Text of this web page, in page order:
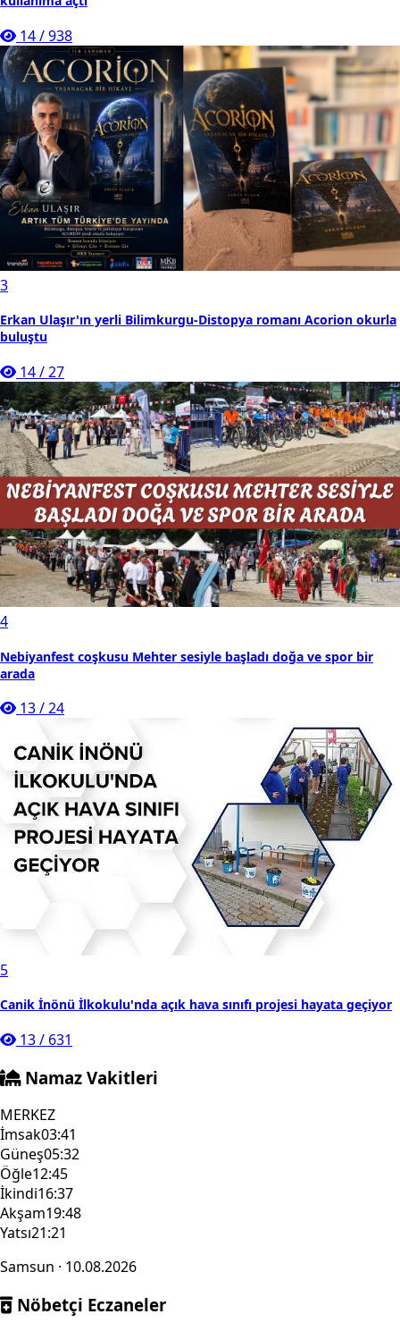
14/938
3
Erkan Ulaşır'ın yerli Bilimkurgu-Distopya romanı Acorion okurla
buluştu
14/27
4
Nebiyanfest coşkusu Mehter sesiyle başladı doğa ve spor bir
arada
13/24
5
Canik İnönü İlkokulu'nda açık hava sınıfı projesi hayata geçiyor
13/ 631
Namaz Vakitleri
MERKEZ
İmsak03:41
Güneş05:32
Öğle12:45
İkindi16:37
Akşam19:48
Yatsı21:21
Samsun · 10.08.2026
Nöbetçi Eczaneler